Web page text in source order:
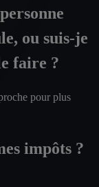
ou suis-je
faire ?
pour plus
impôts ?